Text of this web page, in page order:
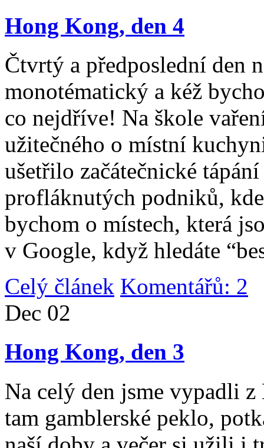
Hong Kong, den 4
Čtvrtý a předposlední den
monotématický a kéž
co nejdříve! Na škole
užitečného o místní
ušetřilo začátečnické
profláknutých podniků,
bychom o místech, která
v Google, když hledáte
Celý článek Komentářů: 2
Dec 02
Hong Kong, den 3
Na celý den jsme vypadli
tam gamblerské peklo,